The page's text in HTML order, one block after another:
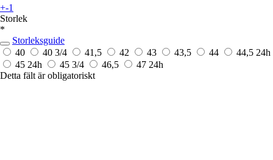
+-1
Storlek
*
Storleksguide
40
40 3/4 41,5 42 43 43,5 44 44,5 24h
45 24h 45 3/4 46,5 47 24h
Detta fält är obligatoriskt